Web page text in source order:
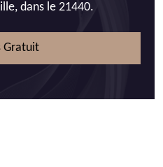
dans le 21440.
Gratuit